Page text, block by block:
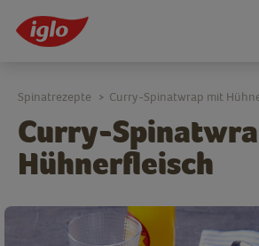
Curry-
Hühnerfleisch
Spinatrezepte > Curry-Spinatwrap mit